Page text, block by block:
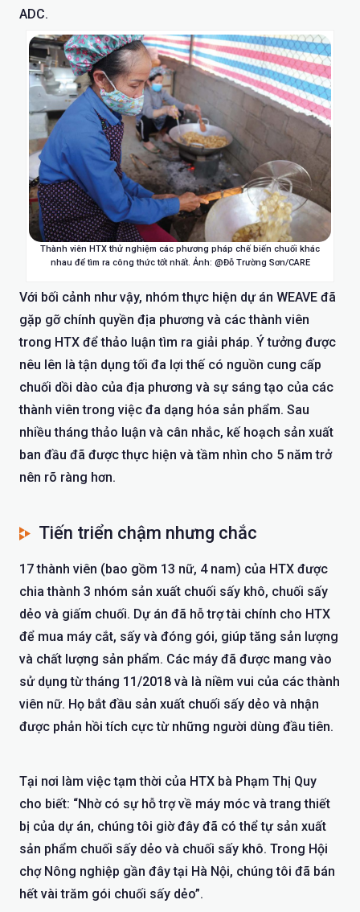
ADC.
Thành viên HTX thử nghiệm các phương pháp chế biến chuối khác
nhau để tìm ra công thức tốt nhất. Ảnh: @Đỗ Trường Sơn/CARE
Với bối cảnh như vậy, nhóm thực hiện dự án WEAVE đã
gặp gỡ chính quyền địa phương và các thành viên
trong HTX để thảo luận tìm ra giải pháp. Ý tưởng được
nêu lên là tận dụng tối đa lợi thế có nguồn cung cấp
chuối dồi dào của địa phương và sự sáng tạo của các
thành viên trong việc đa dạng hóa sản phẩm. Sau
nhiều tháng thảo luận và cân nhắc, kế hoạch sản xuất
ban đầu đã được thực hiện và tầm nhìn cho 5 năm trở
nên rõ ràng hơn.
Tiến triển chậm nhưng chắc
17 thành viên (bao gồm 13 nữ, 4 nam) của HTX được
chia thành 3 nhóm sản xuất chuối sấy khô, chuối sấy
dẻo và giấm chuối. Dự án đã hỗ trợ tài chính cho HTX
để mua máy cắt, sấy và đóng gói, giúp tăng sản lượng
và chất lượng sản phẩm. Các máy đã được mang vào
sử dụng từ tháng 11/2018 và là niềm vui của các thành
viên nữ. Họ bắt đầu sản xuất chuối sấy dẻo và nhận
được phản hồi tích cực từ những người dùng đầu tiên.
Tại nơi làm việc tạm thời của HTX bà Phạm Thị Quy
cho biết: “Nhờ có sự hỗ trợ về máy móc và trang thiết
bị của dự án, chúng tôi giờ đây đã có thể tự sản xuất
sản phẩm chuối sấy dẻo và chuối sấy khô. Trong Hội
chợ Nông nghiệp gần đây tại Hà Nội, chúng tôi đã bán
hết vài trăm gói chuối sấy dẻo”.